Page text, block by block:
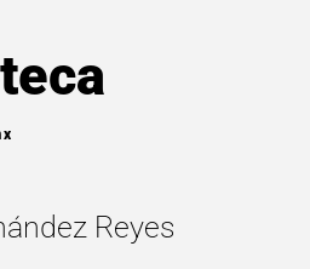
Reyes